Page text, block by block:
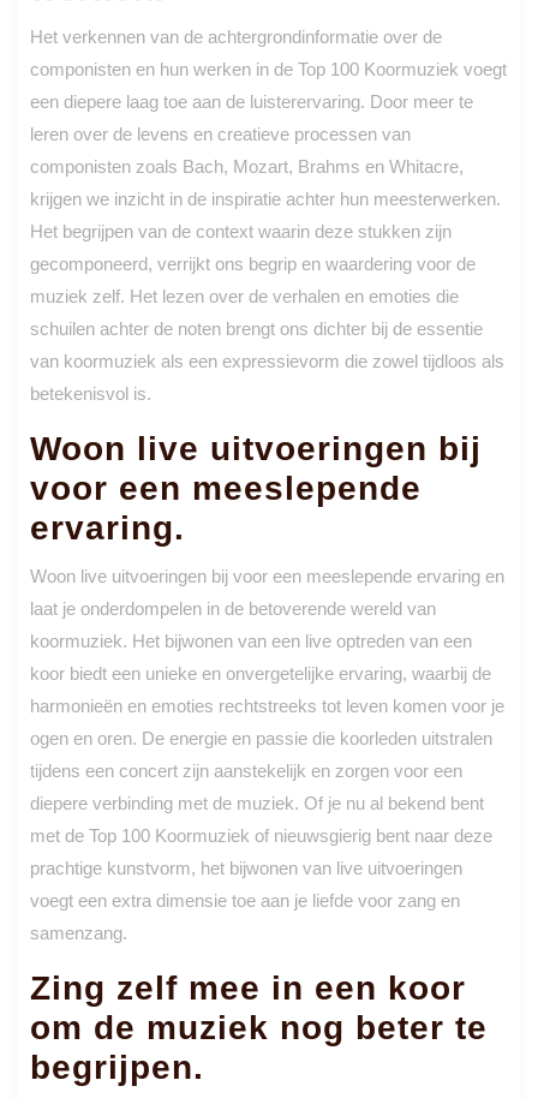
Het verkennen van de achtergrondinformatie over de
componisten en hun werken in de Top 100 Koormuziek voegt
een diepere laag toe aan de luisterervaring. Door meer te
leren over de levens en creatieve processen van
componisten zoals Bach, Mozart, Brahms en Whitacre,
krijgen we inzicht in de inspiratie achter hun meesterwerken.
Het begrijpen van de context waarin deze stukken zijn
gecomponeerd, verrijkt ons begrip en waardering voor de
muziek zelf. Het lezen over de verhalen en emoties die
schuilen achter de noten brengt ons dichter bij de essentie
van koormuziek als een expressievorm die zowel tijdloos als
betekenisvol is.
Woon live uitvoeringen bij
voor een meeslepende
ervaring.
Woon live uitvoeringen bij voor een meeslepende ervaring en
laat je onderdompelen in de betoverende wereld van
koormuziek. Het bijwonen van een live optreden van een
koor biedt een unieke en onvergetelijke ervaring, waarbij de
harmonieën en emoties rechtstreeks tot leven komen voor je
ogen en oren. De energie en passie die koorleden uitstralen
tijdens een concert zijn aanstekelijk en zorgen voor een
diepere verbinding met de muziek. Of je nu al bekend bent
met de Top 100 Koormuziek of nieuwsgierig bent naar deze
prachtige kunstvorm, het bijwonen van live uitvoeringen
voegt een extra dimensie toe aan je liefde voor zang en
samenzang.
Zing zelf mee in een koor
om de muziek nog beter te
begrijpen.